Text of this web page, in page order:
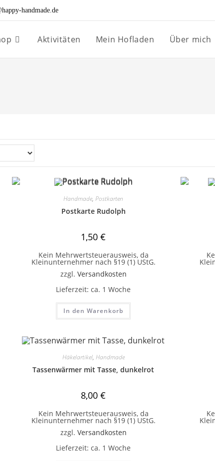
handmade.de
Aktivitäten Mein Hofladen Über mich
Handmade,Postkarten
Postkarte Rudolph
1,50€
Kein Mehrwertsteuerausweis, da
Kleinunternehmer nach §19 (1) UStG.
zzgl. Versandkosten
Lieferzeit:ca. 1 Woche
In den Warenkorb
Häkelartikel, Handmade
Tassenwärmer mit Tasse, dunkelrot
8,00€
Kein Mehrwertsteuerausweis, da
Kleinunternehmer nach §19 (1) UStG.
zzgl. Versandkosten
Lieferzeit:ca. 1 Woche